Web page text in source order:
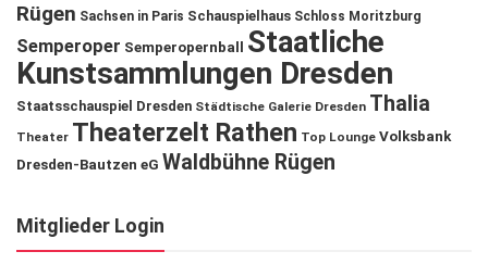
Rügen Sachsen in Paris Schauspielhaus Schloss Moritzburg
Semperoper Semperopernball
Staatliche
Kunstsammlungen Dresden
Staatsschauspiel Dresden Städtische Galerie Dresden Thalia
Theater Theaterzelt Rathen Top Lounge Volksbank
Dresden-Bautzen eG Waldbühne Rügen
Mitglieder Login